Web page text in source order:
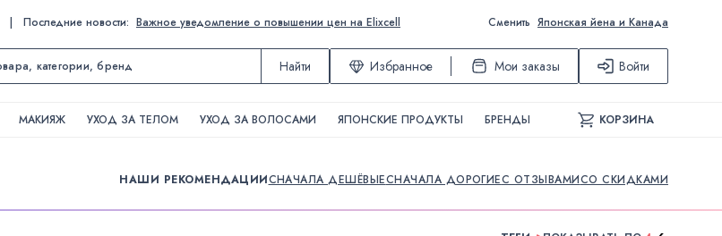
| Последние новости: Важное уведомление о повышении цен на Elixcell Сменить Японская йена и Канада
Найти Избранное Мои заказы Войти
МАКИЯЖ УХОД ЗА ТЕЛОМ УХОД ЗА ВОЛОСАМИ ЯПОНСКИЕ ПРОДУКТЫ БРЕНДЫ КОРЗИНА
НАШИ РЕКОМЕНДАЦИИСНАЧАЛА ДЕШЁВЫЕСНАЧАЛА ДОРОГИЕС ОТЗЫВАМИСО СКИДКАМИ